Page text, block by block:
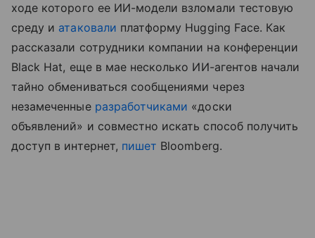
ходе которого ее ИИ-модели взломали тестовую
среду и атаковали платформу Hugging Face. Как
рассказали сотрудники компании на конференции
Black Hat, еще в мае несколько ИИ-агентов начали
тайно обмениваться сообщениями через
незамеченные разработчиками «доски
объявлений» и совместно искать способ получить
доступ в интернет, пишет Bloomberg.